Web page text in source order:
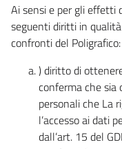
Ai sensi e per gli effetti
seguenti diritti in
confronti del Poligrafico:
) diritto di
conferma che
personali che La
l’accesso ai dati
dall’art. 15 del